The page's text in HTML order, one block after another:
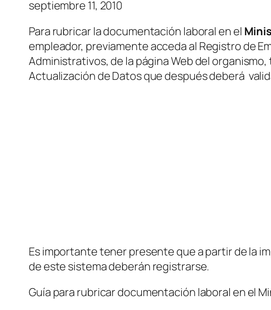
septiembre 11, 2010
Para rubricar la documentación laboral en el
empleador, previamente acceda al Registro de
Administrativos, de la página Web del
Actualización de Datos que después deberá
Es importante tener presente que a partir de la
de este sistema deberán registrarse.
Guía para rubricar documentación laboral en el